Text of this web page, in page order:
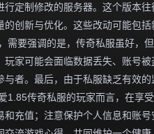
行定制修改的服务器。这个版本
的创新与优化。这些改动可能包
需要强调的是，传奇私服虽好，
玩家可能会面临数据丢失、账号
与者。最后，由于私服缺乏有效
1.85传奇私服的玩家而言，在享
和充值；注意保护个人信息和账